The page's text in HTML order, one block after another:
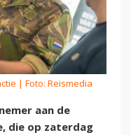
| Foto: Reismedia
aan de
die op zaterdag